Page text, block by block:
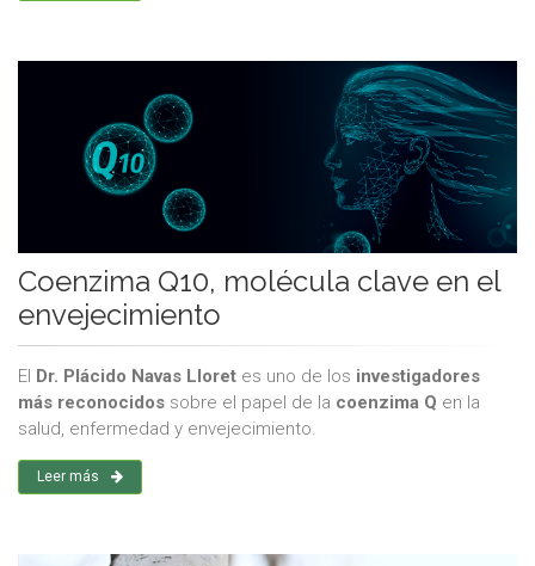
Coenzima Q10, molécula clave en el
envejecimiento
El Dr. Plácido Navas Lloret es uno de los investigadores
más reconocidos sobre el papel de la coenzima Q en la
salud, enfermedad y envejecimiento.
Leer más